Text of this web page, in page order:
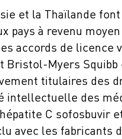
et la Thaïlande
pays à revenu
accords de licence
Bristol-Myers Squibb
titulaires des
intellectuelle des
C sofosbuvir
avec les fabricants